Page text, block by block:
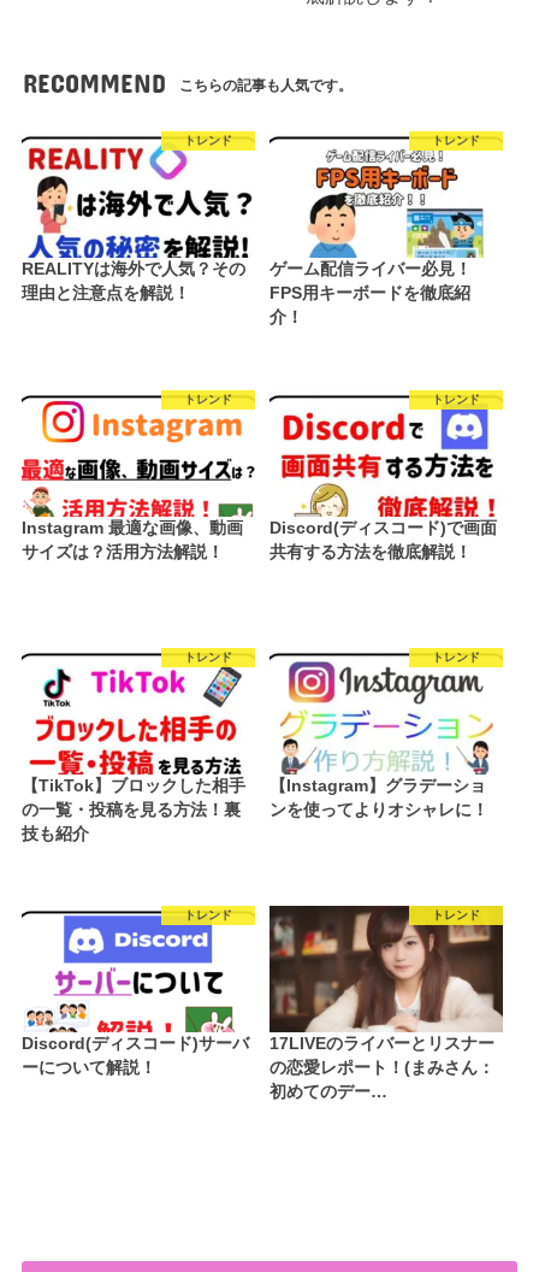
RECOMMEND こちらの記事も人気です。
トレンド
REALITYは海外で人気？その
理由と注意点を解説！
トレンド
ゲーム配信ライバー必見！
FPS用キーボードを徹底紹
介！
トレンド
Instagram 最適な画像、動画
サイズは？活用方法解説！
トレンド
Discord(ディスコード)で画面
共有する方法を徹底解説！
トレンド
【TikTok】ブロックした相手
の一覧・投稿を見る方法！裏
技も紹介
トレンド
【Instagram】グラデーショ
ンを使ってよりオシャレに！
トレンド
Discord(ディスコード)サーバ
ーについて解説！
トレンド
17LIVEのライバーとリスナー
の恋愛レポート！(まみさん：
初めてのデー…